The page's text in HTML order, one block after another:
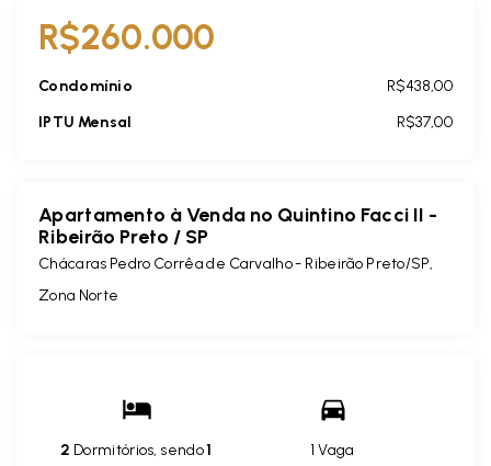
R$260.000
Condomínio
R$438,00
IPTU Mensal
R$37,00
Apartamento à Venda no Quintino Facci II -
Ribeirão Preto / SP
Chácaras Pedro Corrêa de Carvalho - Ribeirão Preto/SP,
Zona Norte
2 Dormitórios, sendo1
1 Vaga